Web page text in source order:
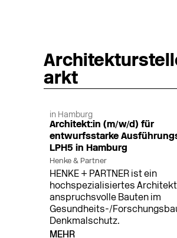
arkt
in Hamburg
Architekt:in (m/w/d) für
entwurfsstarke
LPH5 in Hamburg
Henke & Partner
HENKE + PARTNER ist ein
hochspezialisiertes
anspruchsvolle Bauten im
Gesundheits-/
Denkmalschutz.
MEHR